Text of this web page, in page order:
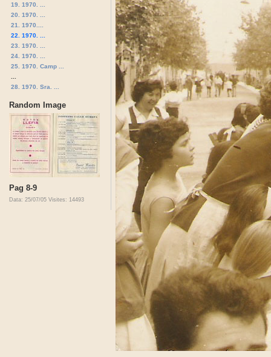
19. 1970. ...
20. 1970. ...
21. 1970....
22. 1970. ...
23. 1970. ...
24. 1970. ...
25. 1970. Camp ...
28. 1970. Sra. ...
Random Image
Pag 8-9
Data: 25/07/05 Visites: 14493